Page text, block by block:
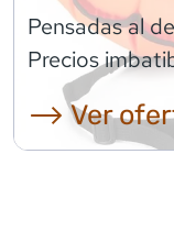
Pensadas al
Precios
⟶ Ver